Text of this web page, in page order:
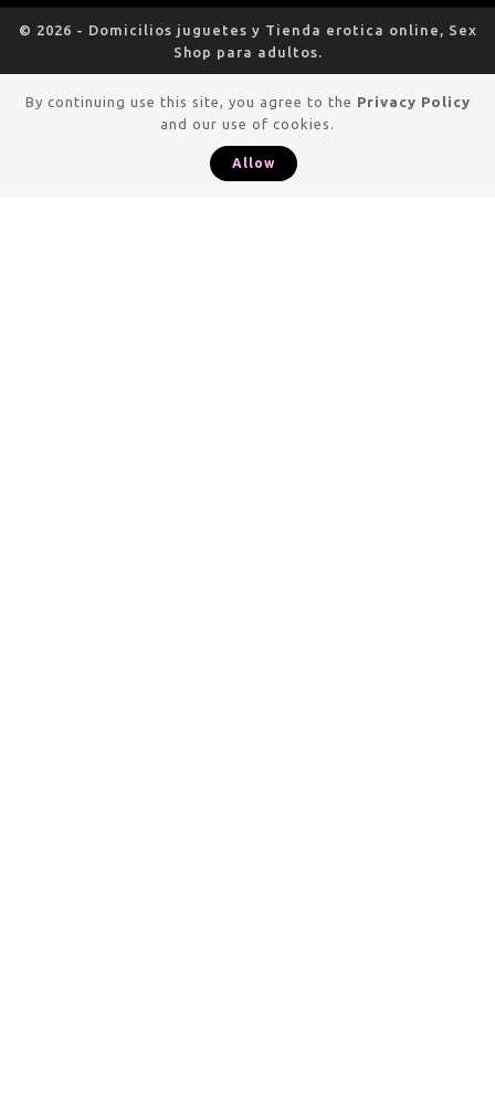
© 2026 - Domicilios juguetes y Tienda erotica online, Sex
Shop para adultos.
By continuing use this site, you agree to the Privacy Policy
and our use of cookies.
Allow